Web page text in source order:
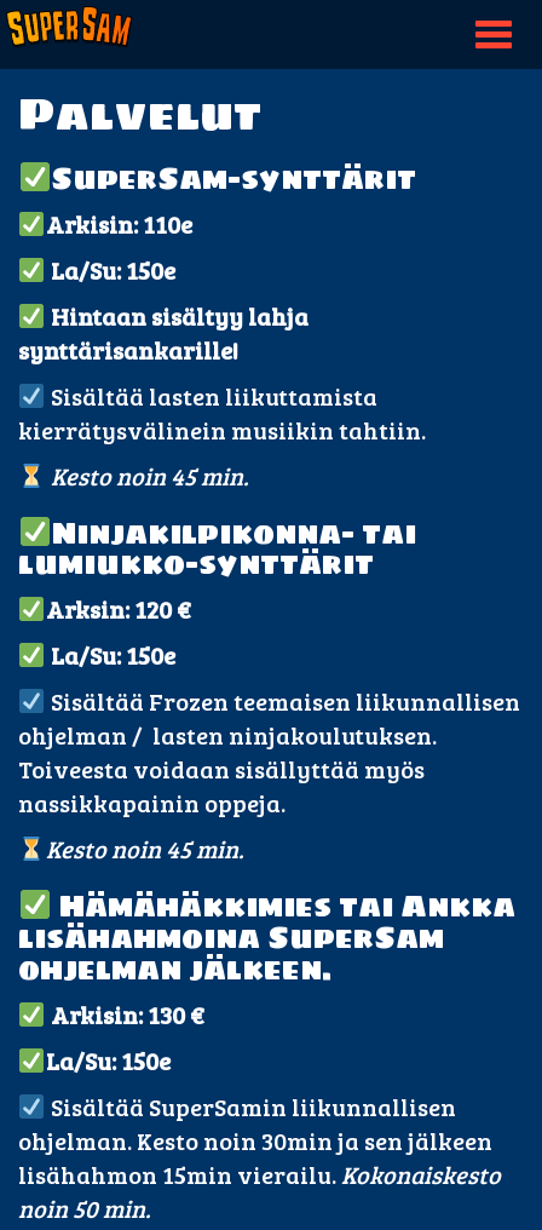
Palvelut
SuperSam-synttärit
Arkisin: 110e
La/Su: 150e
Hintaan sisältyy lahja
synttärisankarille!
Sisältää lasten liikuttamista
kierrätysvälinein musiikin tahtiin.
Kesto noin 45 min.
Ninjakilpikonna- tai
lumiukko-synttärit
Arksin: 120 €
La/Su: 150e
Sisältää Frozen teemaisen liikunnallisen
ohjelman / lasten ninjakoulutuksen.
Toiveesta voidaan sisällyttää myös
nassikkapainin oppeja.
Kesto noin 45 min.
Hämähäkkimies tai Ankka
lisähahmoina SuperSam
ohjelman jälkeen.
Arkisin:130 €
La/Su: 150e
Sisältää SuperSamin liikunnallisen
ohjelman. Kesto noin 30min ja sen jälkeen
lisähahmon 15min vierailu.Kokonaiskesto
noin 50 min.